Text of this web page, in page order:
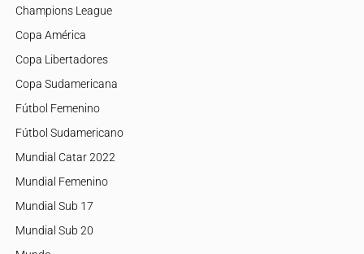
Champions League
Copa América
Copa Libertadores
Copa Sudamericana
Fútbol Femenino
Fútbol Sudamericano
Mundial Catar 2022
Mundial Femenino
Mundial Sub 17
Mundial Sub 20